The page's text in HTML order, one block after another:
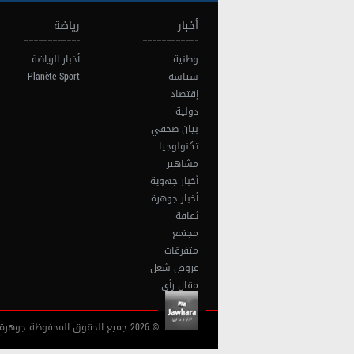
أخبار
وطنية
سياسة
إقتصاد
دولية
بيان صحفي
تكنولوجيا
مشاهير
أخبار جهوية
أخبار جوهرة
ثقافة
مجتمع
متفرقات
عروض شغل
مقال رأي
رياضة
أخبار الرياضة
Planète Sport
© 2026 جميع الحقوق المحفوظة جوهرة أف آم تونس |